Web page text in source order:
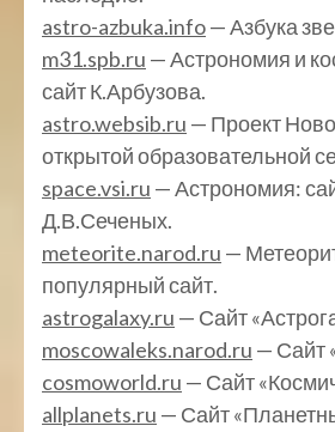
astro-azbuka.info— Азбука
m31.spb.ru — Астрономия и
сайт К.Арбузова.
astro.websib.ru — Проект
открытой образовательной
space.vsi.ru — Астрономия:
Д.В.Сеченых.
meteorite.narod.ru —
популярный сайт.
astrogalaxy.ru — Сайт
moscowaleks.narod.ru — Сайт
cosmoworld.ru — Сайт
allplanets.ru — Сайт